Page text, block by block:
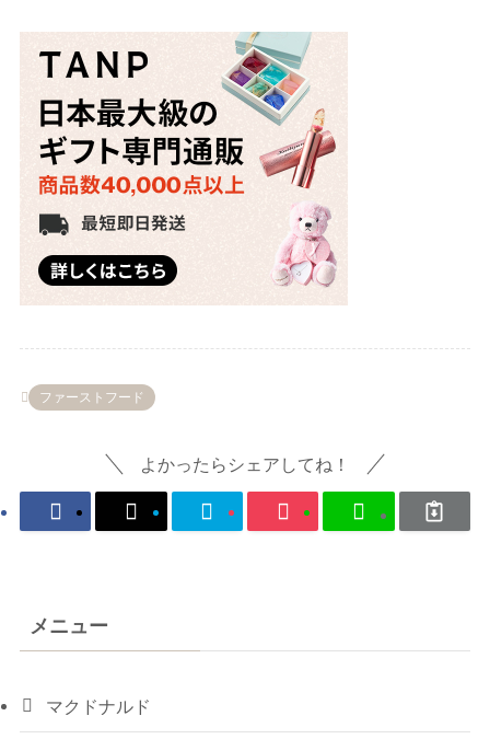
ファーストフード
よかったらシェアしてね！
メニュー
マクドナルド